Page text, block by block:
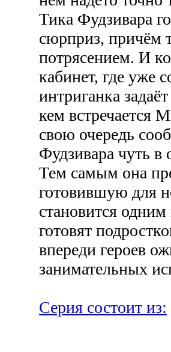
Тика Фудзивара
сюрприз, причём
потрясением. И
кабинет, где уже
интриганка
кем встречается
свою очередь
Фудзивара чуть в
Тем самым она
готовившую для
становится
готовят
впереди героев
занимательных
Серия состоит из: